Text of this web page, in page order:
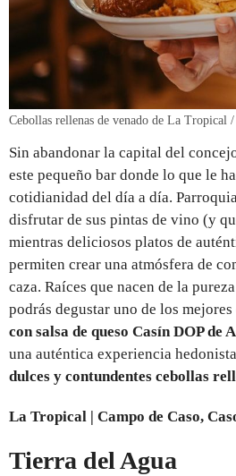
Cebollas rellenas de venado de La Tropical
Sin abandonar la capital del
este pequeño bar donde lo que le
cotidianidad del día a día.
disfrutar de sus pintas de vino (y
mientras deliciosos platos de
permiten crear una atmósfera de
caza. Raíces que nacen de la
podrás degustar uno de los mejores
con salsa de queso Casín DOP de
una auténtica experiencia
dulces y contundentes cebollas
La Tropical | Campo de Caso,
Tierra del Agua